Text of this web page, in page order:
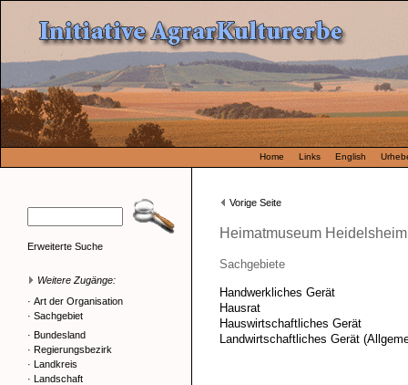
Home Links English
Erweiterte Suche
Weitere Zugänge:
· Art der Organisation
· Sachgebiet
· Bundesland
· Regierungsbezirk
· Landkreis
· Landschaft
Vorige Seite
Heimatmuseum Heidelsheim
Sachgebiete
Handwerkliches Gerät
Hausrat
Hauswirtschaftliches Gerät
Landwirtschaftliches Gerät